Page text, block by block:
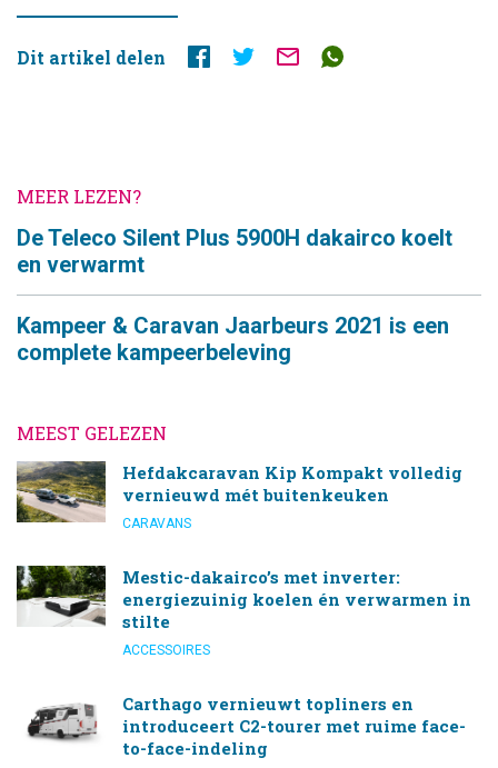
Dit artikel delen
MEER LEZEN?
De Teleco Silent Plus 5900H dakairco koelt
en verwarmt
Kampeer & Caravan Jaarbeurs 2021 is een
complete kampeerbeleving
MEEST GELEZEN
Hefdakcaravan Kip Kompakt volledig
vernieuwd mét buitenkeuken
CARAVANS
Mestic-dakairco’s met inverter:
energiezuinig koelen én verwarmen in
stilte
ACCESSOIRES
Carthago vernieuwt topliners en
introduceert C2-tourer met ruime face-
to-face-indeling